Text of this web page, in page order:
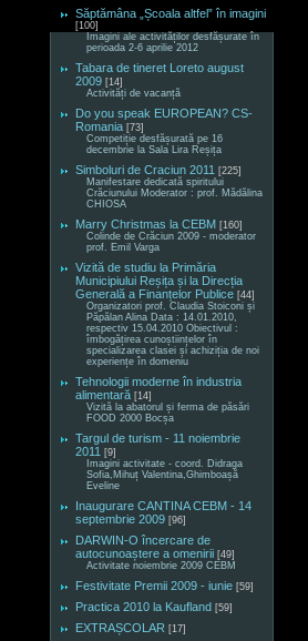
Săptămâna „Școala altfel” în imagini
[100]
Imagini ale activităților desfășurate în
perioada 2-6 aprilie 2012
Tabara de tineret Loreto august
2009 [14]
Activități de vacanță
Do you speak EUROPEAN? CS-
Romania [73]
Competiție desfășurată pe 16
decembrie la Sala Lira Reșița
Simboluri de Craciun 2011 [225]
Manifestare dedicată spiritului
Crăciunului Moderator : prof. Mădălina
CHIOSA
Marry Christmas la CEBM [160]
Colinde de Crăciun 2009 - moderator
prof. Emil Varga
Vizită de studiu la Primăria
Municipiului Reșița și la Direcția
Generală a Finanțelor Publice [44]
Organizatori prof. Claudia Stoiconi și
Păpălan Alina Data : 14.01.2010,
respectiv 15.04.2010 Obiectivul :
îmbogățirea cunoștiințelor în
specializarea clasei și achiziția de noi
experiențe în domeniu
Tehnologii moderne în industria
alimentară [14]
Vizită la abatorul și ferma de păsări
FOOD 2000 Bocșa
Targul de turism - 11 noiembrie
2011 [9]
Imagini activitate - coord. Didraga
Sofia,Mihuț Valentina,Ghimboașă
Eveline
Inaugurare CANTINA CEBM - 14
septembrie 2009 [96]
DARWIN-O încercare de
autocunoaștere a omenirii [49]
Activitate noiembrie 2009 CEBM
Festivitate Premii 2009 - iunie [59]
Practica 2010 la Kaufland [59]
EXTRAȘCOLAR [17]